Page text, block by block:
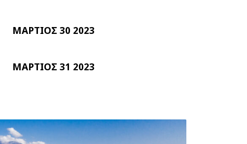
ΜΑΡΤΙΟΣ 30 2023
ΜΑΡΤΙΟΣ 31 2023